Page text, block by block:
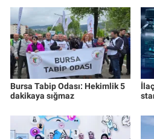
Bursa Tabip Odası: Hekimlik 5
dakikaya sığmaz